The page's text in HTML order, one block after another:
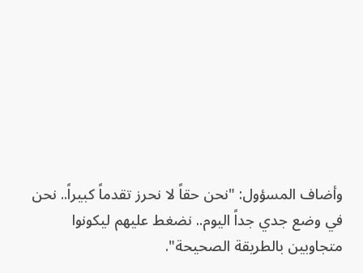
وأضاف المسؤول: "نحن حقاً لا نحرز تقدماً كبيراً.. نحن
في وضع جدي جداً اليوم.. نضغط عليهم ليكونوا
متجاوبين بالطريقة الصحيحة".